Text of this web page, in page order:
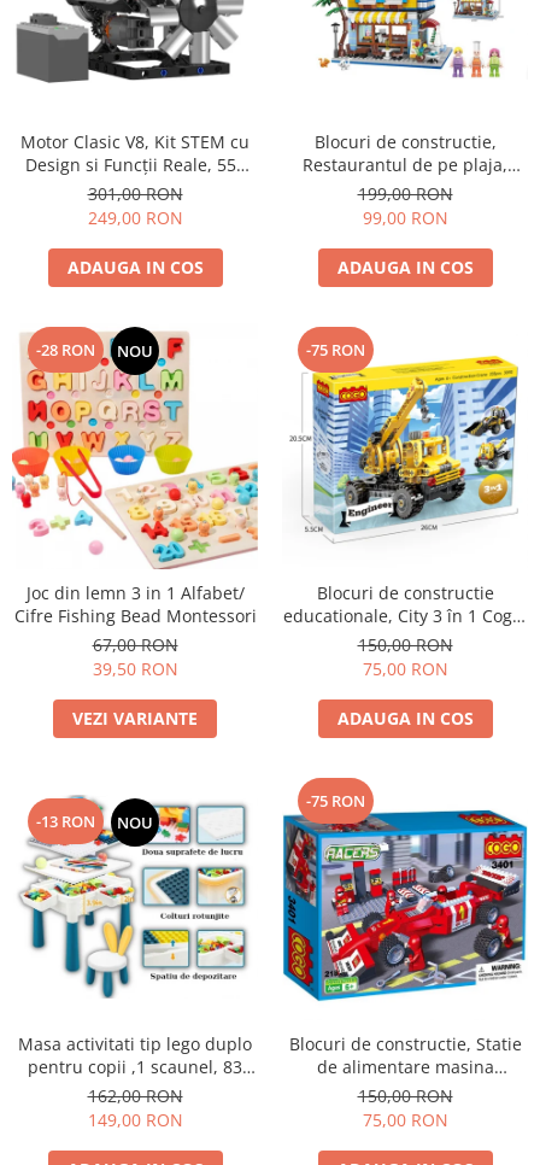
Motor Clasic V8, Kit STEM cu
Design si Funcții Reale, 552
piese, functie baterii, Ideal
pentru adulti si Copii + 14 ani
301,00 RON
249,00 RON
ADAUGA IN COS
Blocuri de constructie,
Restaurantul de pe plaja,
908piese,23,9 x 18,8 x 20,3 cm
199,00 RON
99,00 RON
ADAUGA IN COS
-28 RON NOU
Joc din lemn 3 in 1 Alfabet/
Cifre Fishing Bead Montessori
67,00 RON
39,50 RON
VEZI VARIANTE
-75 RON
Blocuri de constructie
educationale, City 3 în 1 Cogo,
235 piese, +6ani
150,00 RON
75,00 RON
ADAUGA IN COS
-13 RON NOU
Masa activitati tip lego duplo
pentru copii ,1 scaunel, 83
piese si 4 cutii
depozitare,ajustabila,38.5 x
29 x 37 cm
162,00 RON
149,00 RON
-75 RON
Blocuri de constructie, Statie
de alimentare masina
Formula 1 Cogo, 218piese,
+6ani
150,00 RON
75,00 RON